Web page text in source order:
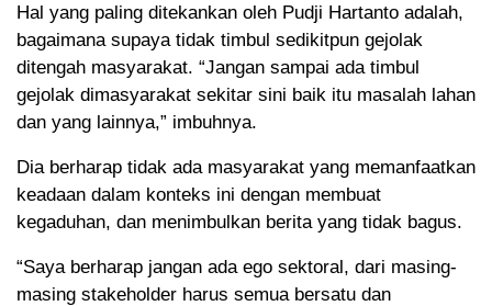
Hal yang paling ditekankan oleh Pudji Hartanto adalah,
bagaimana supaya tidak timbul sedikitpun gejolak
ditengah masyarakat. “Jangan sampai ada timbul
gejolak dimasyarakat sekitar sini baik itu masalah lahan
dan yang lainnya,” imbuhnya.
Dia berharap tidak ada masyarakat yang memanfaatkan
keadaan dalam konteks ini dengan membuat
kegaduhan, dan menimbulkan berita yang tidak bagus.
“Saya berharap jangan ada ego sektoral, dari masing-
masing stakeholder harus semua bersatu dan